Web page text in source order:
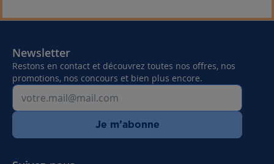
Newsletter
Restons en contact et découvrez toutes nos offres, nos
promotions, nos concours et bien plus encore.
Je m’abonne